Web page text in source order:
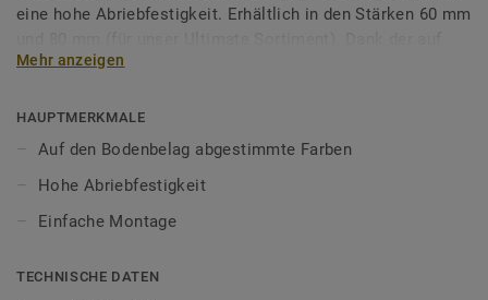
eine hohe Abriebfestigkeit. Erhältlich in den Stärken 60 mm
unsere Designböden abgestimmten Farben sorgen Sie für
Mehr anzeigen
HAUPTMERKMALE
Auf den Bodenbelag abgestimmte Farben
Hohe Abriebfestigkeit
Einfache Montage
TECHNISCHE DATEN